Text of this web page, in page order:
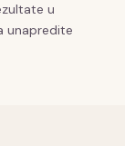
u
unapredite